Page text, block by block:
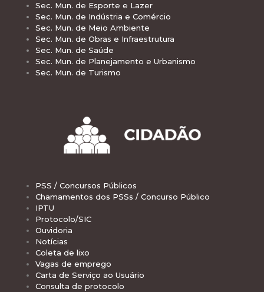
Sec. Mun. de Esporte e Lazer
Sec. Mun. de Indústria e Comércio
Sec. Mun. de Meio Ambiente
Sec. Mun. de Obras e Infraestrutura
Sec. Mun. de Saúde
Sec. Mun. de Planejamento e Urbanismo
Sec. Mun. de Turismo
PSS / Concursos Públicos
Chamamentos dos PSSs / Concurso Público
IPTU
Protocolo/SIC
Ouvidoria
Notícias
Coleta de lixo
Vagas de emprego
Carta de Serviço ao Usuário
Consulta de protocolo